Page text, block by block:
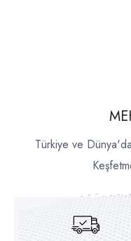
Türkiye ve